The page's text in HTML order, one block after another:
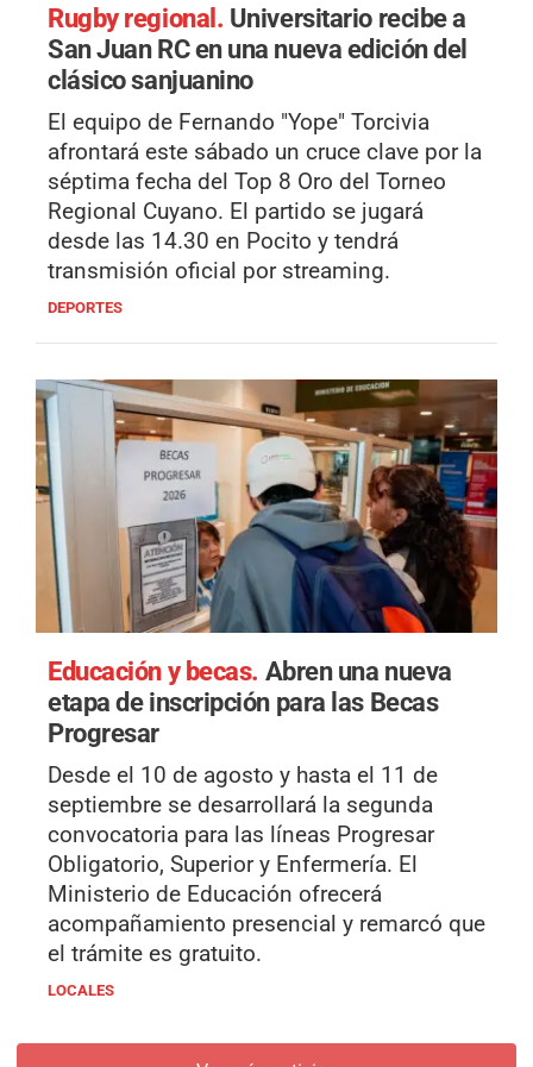
Rugby regional. Universitario recibe a
San Juan RC en una nueva edición del
clásico sanjuanino
El equipo de Fernando "Yope" Torcivia
afrontará este sábado un cruce clave por la
séptima fecha del Top 8 Oro del Torneo
Regional Cuyano. El partido se jugará
desde las 14.30 en Pocito y tendrá
transmisión oficial por streaming.
DEPORTES
Educación y becas. Abren una nueva
etapa de inscripción para las Becas
Progresar
Desde el 10 de agosto y hasta el 11 de
septiembre se desarrollará la segunda
convocatoria para las líneas Progresar
Obligatorio, Superior y Enfermería. El
Ministerio de Educación ofrecerá
acompañamiento presencial y remarcó que
el trámite es gratuito.
LOCALES